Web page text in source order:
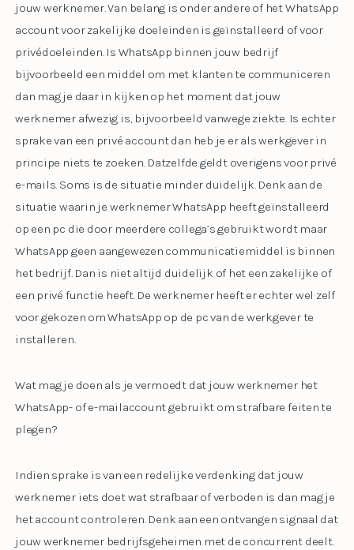
jouw werknemer. Van belang is onder andere of het WhatsApp
account voor zakelijke doeleinden is geïnstalleerd of voor
privédoeleinden. Is WhatsApp binnen jouw bedrijf
bijvoorbeeld een middel om met klanten te communiceren
dan mag je daar in kijken op het moment dat jouw
werknemer afwezig is, bijvoorbeeld vanwege ziekte. Is echter
sprake van een privé account dan heb je er als werkgever in
principe niets te zoeken. Datzelfde geldt overigens voor privé
e-mails. Soms is de situatie minder duidelijk. Denk aan de
situatie waarin je werknemer WhatsApp heeft geïnstalleerd
op een pc die door meerdere collega’s gebruikt wordt maar
WhatsApp geen aangewezen communicatiemiddel is binnen
het bedrijf. Dan is niet altijd duidelijk of het een zakelijke of
een privé functie heeft. De werknemer heeft er echter wel zelf
voor gekozen om WhatsApp op de pc van de werkgever te
installeren.
Wat mag je doen als je vermoedt dat jouw werknemer het
WhatsApp- of e-mailaccount gebruikt om strafbare feiten te
plegen?
Indien sprake is van een redelijke verdenking dat jouw
werknemer iets doet wat strafbaar of verboden is dan mag je
het account controleren. Denk aan een ontvangen signaal dat
jouw werknemer bedrijfsgeheimen met de concurrent deelt.